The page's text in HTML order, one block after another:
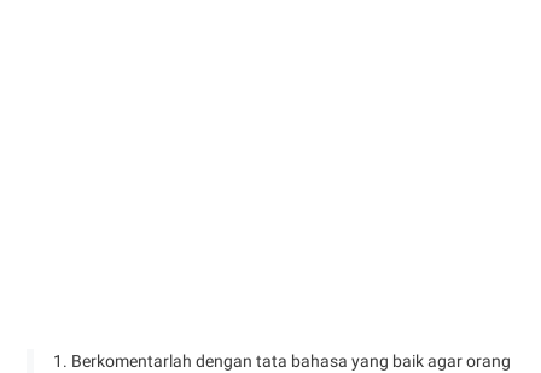
1. Berkomentarlah dengan tata bahasa yang baik agar orang